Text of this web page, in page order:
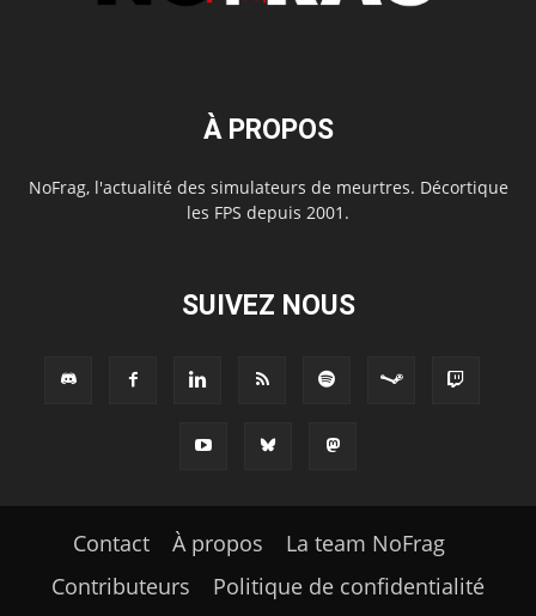
À PROPOS
NoFrag, l'actualité des simulateurs de meurtres. Décortique
les FPS depuis 2001.
SUIVEZ NOUS
Contact À propos
La team NoFrag
Contributeurs
Politique de confidentialité